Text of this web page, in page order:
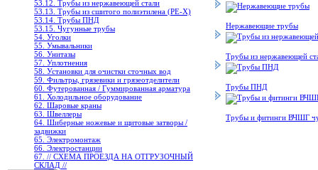
53.12. Трубы из нержавеющей стали
53.13. Трубы из сшитого полиэтилена (PE-X)
53.14. Трубы ПНД
53.15. Чугунные трубы
54. Уголки
55. Умывальники
56. Унитазы
57. Уплотнения
58. Установки для очистки сточных вод
59. Фильтры, грязевики и грязеотделители
60. Футерованная / Гуммированная арматура
61. Холодильное oборудование
62. Шаровые краны
63. Швеллеры
64. Шиберные ножевые и щитовые затворы /
задвижки
65. Электромонтаж
66. Электростанции
67. // СХЕМА ПРОЕЗДА НА ОТГРУЗОЧНЫЙ
СКЛАД //
Нержавеющие трубы
Трубы из нержавеющей
Трубы ПНД
Трубы и фитинги ВЧШГ